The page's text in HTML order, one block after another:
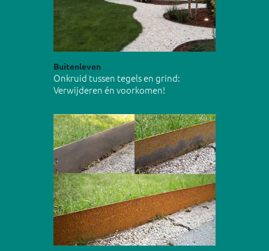
Buitenleven
Onkruid tussen tegels en grind:
Verwijderen én voorkomen!